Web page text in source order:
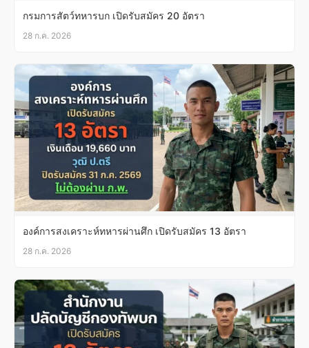
กรมการสัตว์ทหารบก เปิดรับสมัคร 20 อัตรา
28 ก.ค. 2026
องค์การสงเคราะห์ทหารผ่านศึก เปิดรับสมัคร 13 อัตรา
28 ก.ค. 2026